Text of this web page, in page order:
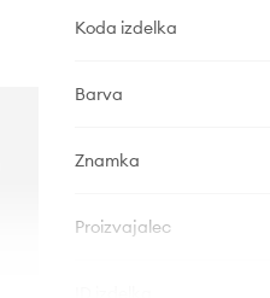
Koda izdelka
Barva
Znamka
Proizvajalec